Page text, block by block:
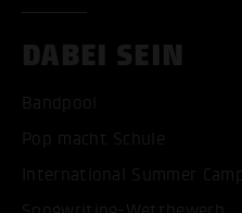
DABEI SEIN
Bandpool
Pop macht Schule
International Summer Camp